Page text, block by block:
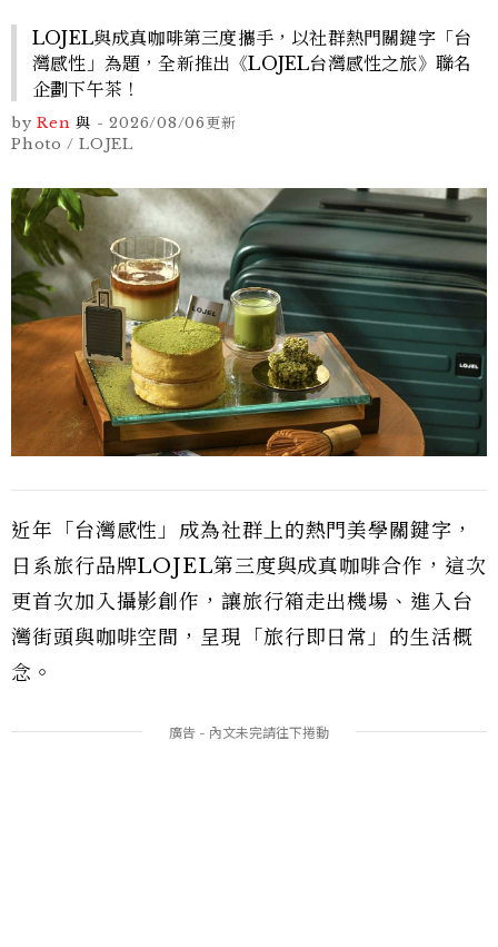
LOJEL與成真咖啡第三度攜手，以社群熱門關鍵字「台
灣感性」為題，全新推出《LOJEL台灣感性之旅》聯名
企劃下午茶！
by Ren與 -2026/08/06更新
Photo / LOJEL
近年「台灣感性」成為社群上的熱門美學關鍵字，
日系旅行品牌LOJEL第三度與成真咖啡合作，這次
更首次加入攝影創作，讓旅行箱走出機場、進入台
灣街頭與咖啡空間，呈現「旅行即日常」的生活概
念。